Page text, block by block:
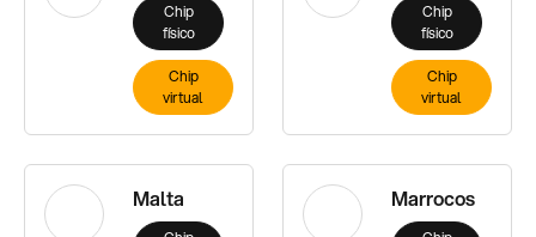
Chip
físico
Chip
virtual
Chip
físico
Chip
virtual
Malta Marrocos